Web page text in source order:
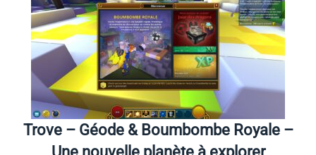
Trove – Géode & Boumbombe Royale –